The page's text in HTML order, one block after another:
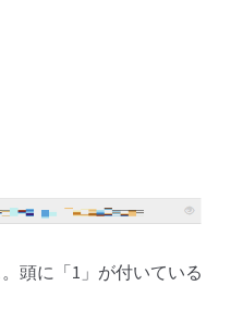
頭に「1」が付いている